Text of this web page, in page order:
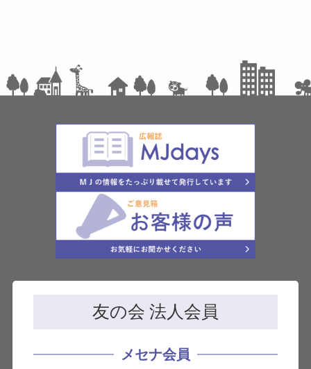
友の会 法人会員
メセナ会員